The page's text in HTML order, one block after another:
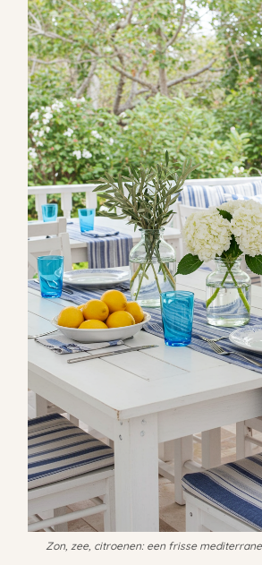
Zon, zee, citroenen: een frisse